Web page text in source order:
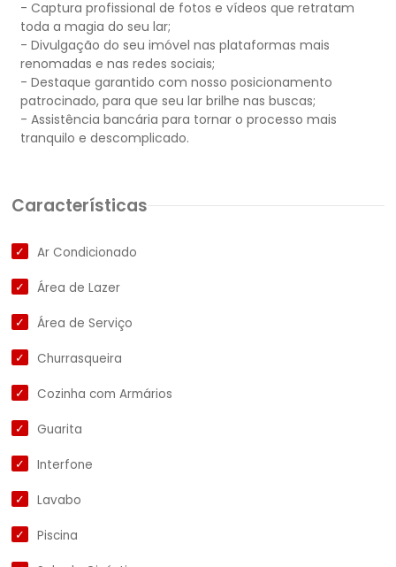
- Captura profissional de fotos e vídeos que retratam
toda a magia do seu lar;
- Divulgação do seu imóvel nas plataformas mais
renomadas e nas redes sociais;
- Destaque garantido com nosso posicionamento
patrocinado, para que seu lar brilhe nas buscas;
- Assistência bancária para tornar o processo mais
Características
Ar Condicionado
Área de Lazer
Área de Serviço
Churrasqueira
Cozinha com Armários
Guarita
Interfone
Lavabo
Piscina